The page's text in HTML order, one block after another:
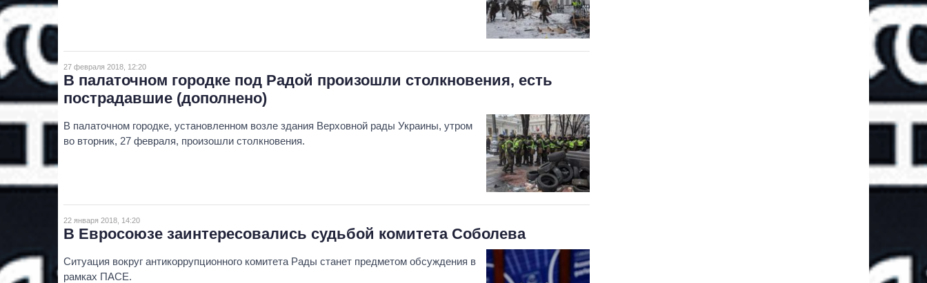
27 февраля 2018, 12:20
В палаточном городке под Радой произошли столкновения, есть
пострадавшие (дополнено)
В палаточном городке, установленном возле здания Верховной рады Украины, утром
во вторник, 27 февраля, произошли столкновения.
22 января 2018, 14:20
В Евросоюзе заинтересовались судьбой комитета Соболева
Ситуация вокруг антикоррупционного комитета Рады станет предметом обсуждения в
рамках ПАСЕ.